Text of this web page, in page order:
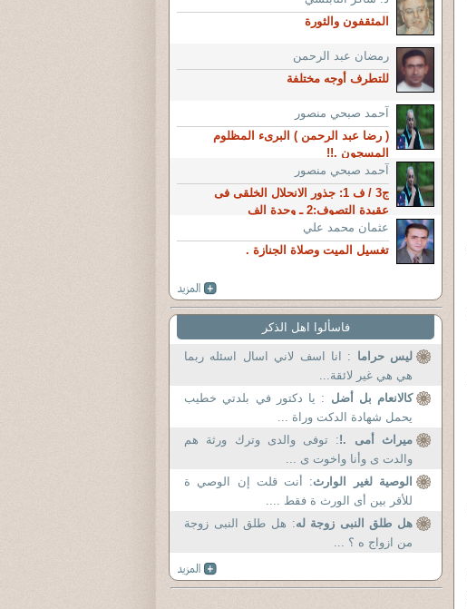
المثقفون والثورة
رمضان عبد الرحمن
للتطرف أوجه مختلفة
آحمد صبحي منصور
( رضا عبد الرحمن ) البرىء المظلوم
المسجون .!!
آحمد صبحي منصور
ج3 / ف 1: جذور الانحلال الخلقى فى
عقيدة التصوف:2 ـ وحدة الف
عثمان محمد علي
تغسيل الميت وصلاة الجنازة .
فاسألوا اهل الذكر
ليس حراما : انا اسف لاني اسال اسئله ربما
هي هي غير لائقة...
كالانعام بل أضل : يا دكتور في بلدتي خطيب
يحمل شهادة الدكت وراة ...
ميراث أمى .!: توفى والدى وترك ورثة هم
والدت ى وأنا واخوت ى ...
الوصية لغير الوارث: أنت قلت إن الوصي ة
للأقر بين أى الورث ة فقط ....
هل طلق النبى زوجة له: هل طلق النبى زوجة
من ازواج ه ؟ ...